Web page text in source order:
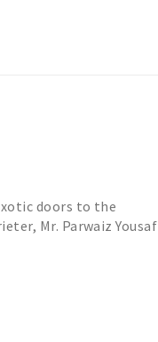
doors to the
Mr. Parwaiz Yousaf